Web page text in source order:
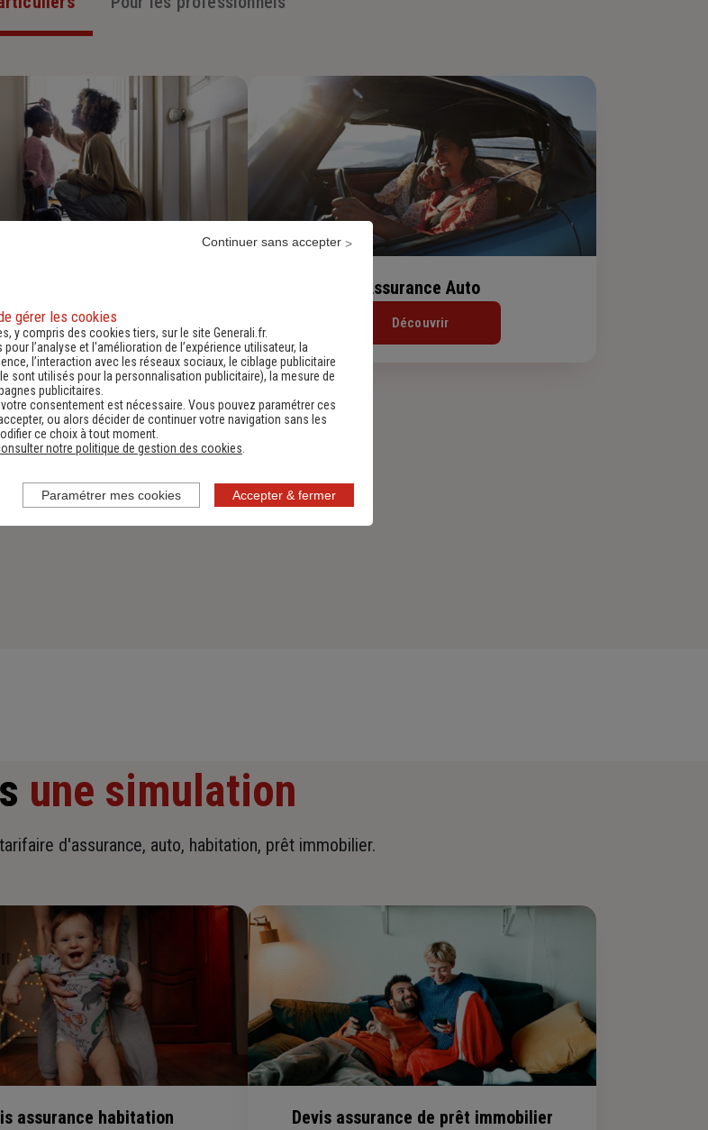
Découvrir
Assurance Auto
Découvrir
une simulation
d'assurance, auto, habitation, prêt immobilier.
assurance habitation Devis assurance de prêt immobilier
gérer les cookies
y compris des cookies tiers, sur le site Generali.fr.
l’analyse et l'amélioration de l’expérience utilisateur, la
l’interaction avec les réseaux sociaux, le ciblage publicitaire
sont utilisés pour la personnalisation publicitaire), la mesure de
publicitaires.
votre consentement est nécessaire. Vous pouvez paramétrer ces
ou alors décider de continuer votre navigation sans les
ce choix à tout moment.
notre politique de gestion des cookies
Accepter & fermer
Continuer sans accepter
Paramétrer mes cookies